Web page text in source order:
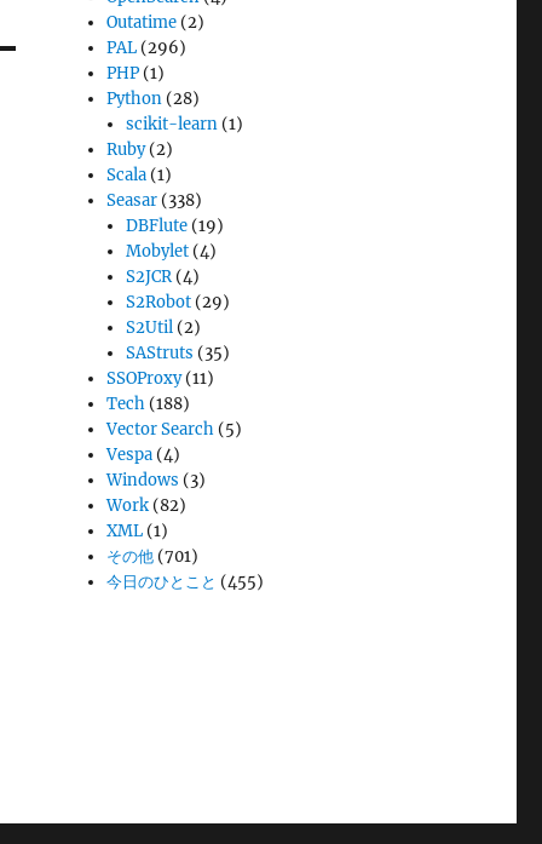
Outatime (2)
PAL (296)
PHP (1)
Python (28)
scikit-learn (1)
Ruby(2)
Scala (1)
Seasar (338)
DBFlute (19)
Mobylet (4)
S2JCR(4)
S2Robot (29)
S2Util (2)
SAStruts (35)
SSOProxy(11)
Tech (188)
Vector Search (5)
Vespa (4)
Windows (3)
Work (82)
XML (1)
その他 (701)
今日のひとこと (455)